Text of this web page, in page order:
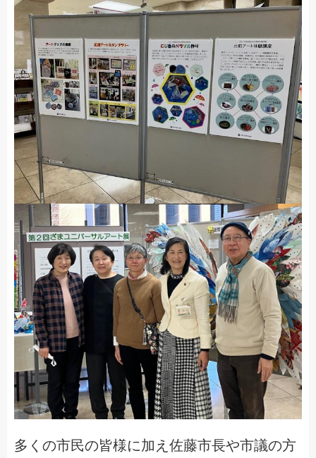
多くの市民の皆様に加え佐藤市長や市議の方